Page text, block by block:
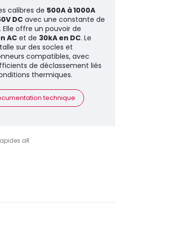
calibres de 500A à 1000A
DCavec une constante de
Elle offre un pouvoir de
ACet de 30kA en DC. Le
sur des socles et
compatibles, avec
de déclassement liés
thermiques.
technique
aR